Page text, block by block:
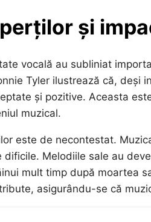
și
vocală au subliniat
Tyler ilustrează că, deși
și pozitive. Aceasta
muzical.
este de necontestat.
Melodiile sale au
mult timp după moartea
asigurându-se că